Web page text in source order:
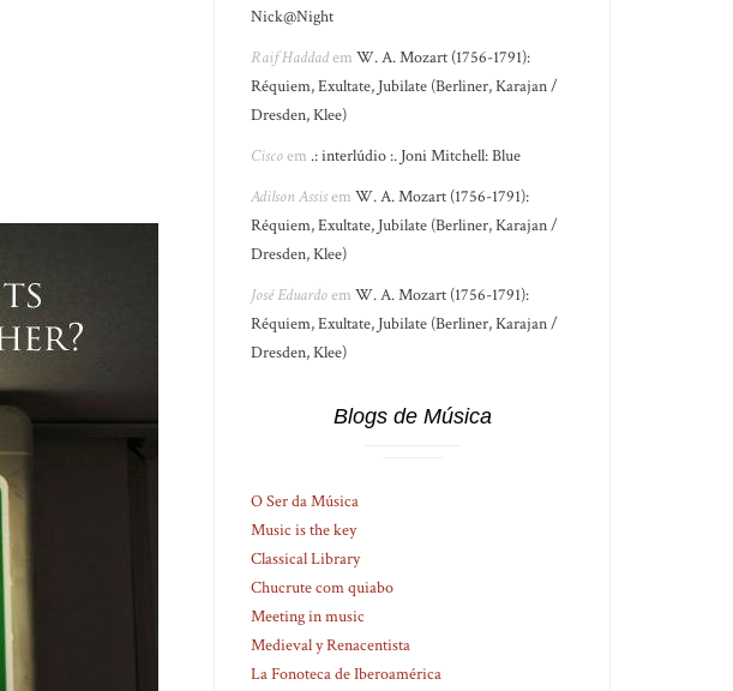
Nick@Night
Raif HaddademW. A. Mozart (1756-1791):
Réquiem, Exultate, Jubilate (Berliner, Karajan /
Dresden, Klee)
Ciscoem .: interlúdio :. Joni Mitchell: Blue
Adilson AssisemW. A. Mozart (1756-1791):
Réquiem, Exultate, Jubilate (Berliner, Karajan /
Dresden, Klee)
José EduardoemW. A. Mozart (1756-1791):
Réquiem, Exultate, Jubilate (Berliner, Karajan /
Dresden, Klee)
Blogs de Música
O Ser da Música
Music is the key
Classical Library
Chucrute com quiabo
Meeting in music
Medieval y Renacentista
La Fonoteca de Iberoamérica